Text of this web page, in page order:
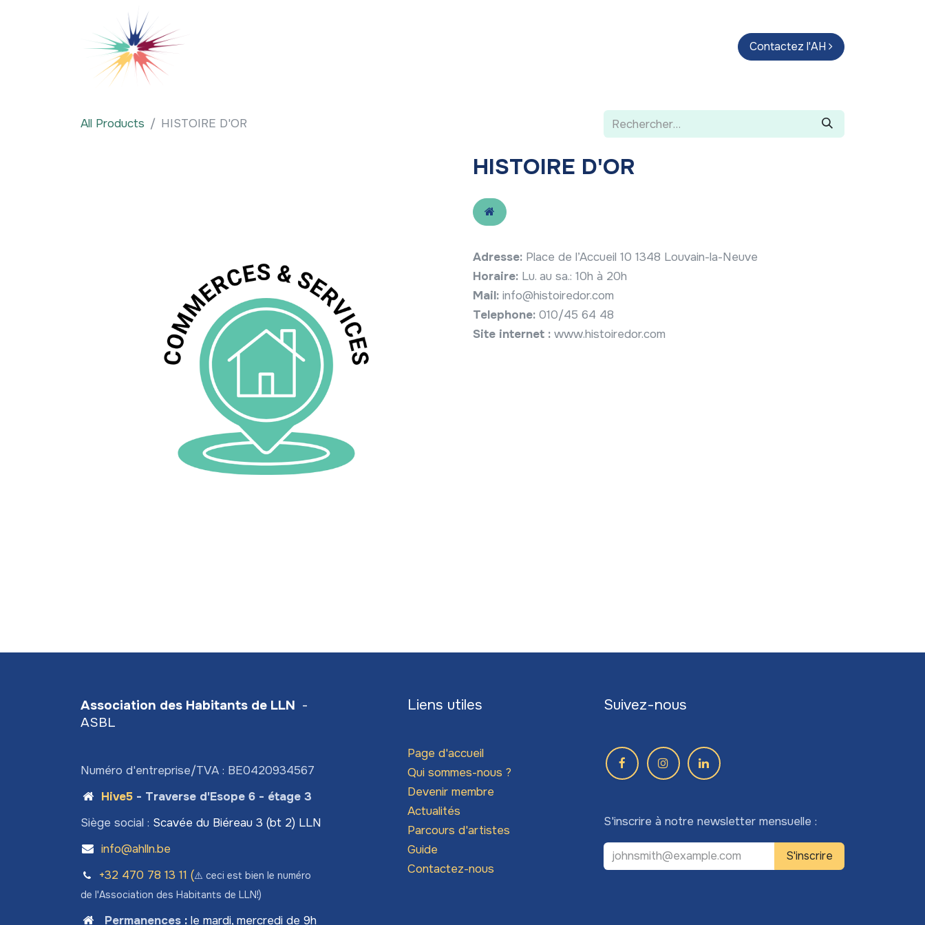
Parcours d'artistes Guide
Contactez l'AH
All Products HISTOIRE D'OR
HISTOIRE D'OR
Adresse: Place de l’Accueil 10 1348 Louvain-la-Neuve
Horaire: Lu. au sa.: 10h à 20h
Mail: info@histoiredor.com
Telephone: 010/45 64 48
Site internet : www.histoiredor.com
Association des Habitants de LLN -
ASBL
Numéro d'entreprise/TVA : BE0420934567
Hive5- Traverse d'Esope 6 - étage 3
Siège social : Scavée du Biéreau 3 (bt 2) LLN
info@ahlln.be
+32 470 78​ 13 11 (⚠️ ceci est bien le numéro
de l'Association des Habitants de LLN!)
Permanences: le mardi, mercredi de 9h
Liens utiles
Page d'accueil
Qui sommes-nous ?
Devenir membre
Actualités
Parcours d'artistes
Guide
Contactez-nous
Suivez-nous
S'inscrire à notre newsletter mensuelle :
S'inscrire